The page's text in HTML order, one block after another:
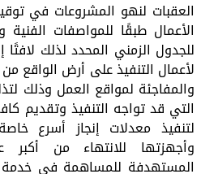
العقبات لنهو المشروعات في
الأعمال طبقًا للمواصفات الفنية
للجدول الزمني المحدد لذلك
لأعمال التنفيذ على أرض الواقع من
والمفاجئة لمواقع العمل وذلك
التي قد تواجه التنفيذ وتقديم
لتنفيذ معدلات إنجاز أسرع
وأجهزتها للانتهاء من
المستهدفة للمساهمة في